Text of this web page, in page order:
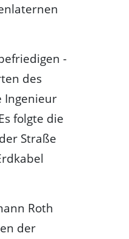
-
des
Ingenieur
folgte die
Straße
Roth
der